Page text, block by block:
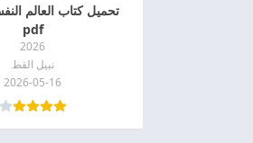
تحميل كتاب العالم
pdf
2026
نبيل القط
2026-05-16